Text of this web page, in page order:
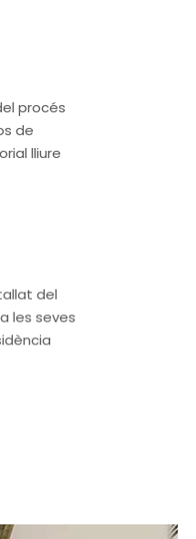
procés
de
lliure
del
les seves